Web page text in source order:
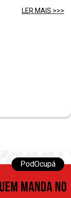
LER MAIS >>>
PodOcupá